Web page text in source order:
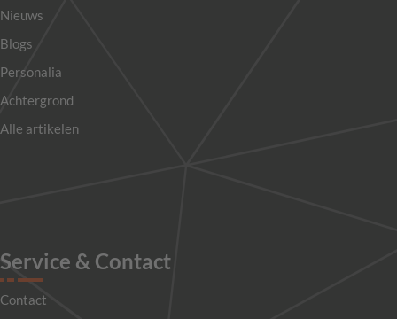
Nieuws
Blogs
Personalia
Achtergrond
Alle artikelen
Service & Contact
Contact